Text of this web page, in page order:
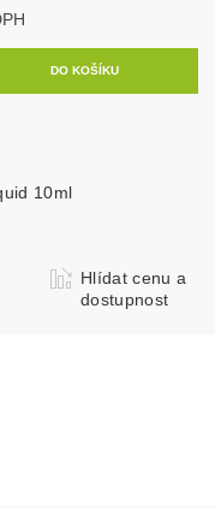
DPH
10ml
Hlídat cenu a
dostupnost